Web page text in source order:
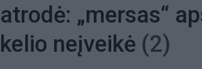
atrodė: „mersas“
kelio neįveikė (2)